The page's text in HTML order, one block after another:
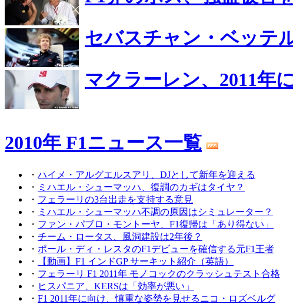
セバスチャン・ベッテ
マクラーレン、2011年
2010年 F1ニュース一覧
・ ハイメ・アルグエルスアリ、DJとして新年を迎える
・ ミハエル・シューマッハ、復調のカギはタイヤ？
・ フェラーリの3台出走を支持する意見
・ ミハエル・シューマッハ不調の原因はシミュレーター？
・ ファン・パブロ・モントーヤ、F1復帰は「あり得ない」
・ チーム・ロータス、風洞建設は2年後？
・ ポール・ディ・レスタのF1デビューを確信する元F1王者
・
【動画】F1 インドGP サーキット紹介（英語）
・ フェラーリ F1 2011年 モノコックのクラッシュテスト合格
・ ヒスパニア、KERSは「効率が悪い」
・ F1 2011年に向け、慎重な姿勢を見せるニコ・ロズベルグ